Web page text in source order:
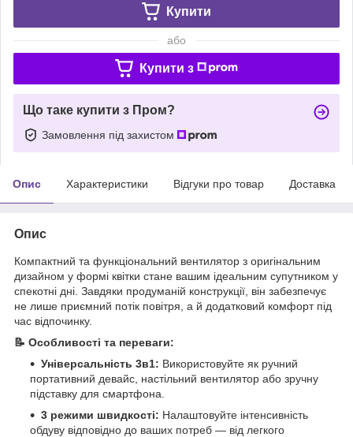
Купити
або
Купити з
Що таке купити з Пром?
Замовлення під захистом
Опис Характеристики Відгуки про товар Доставка
Опис
Компактний та функціональний вентилятор з оригінальним
дизайном у формі квітки стане вашим ідеальним супутником у
спекотні дні. Завдяки продуманій конструкції, він забезпечує
не лише приємний потік повітря, а й додатковий комфорт під
час відпочинку.
📝 Особливості та переваги:
Універсальність 3в1: Використовуйте як ручний
портативний девайс, настільний вентилятор або зручну
підставку для смартфона.
3 режими швидкості: Налаштовуйте інтенсивність
обдуву відповідно до ваших потреб — від легкого